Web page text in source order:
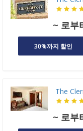
~ 로부
30%까지 할인
The
~ 로부